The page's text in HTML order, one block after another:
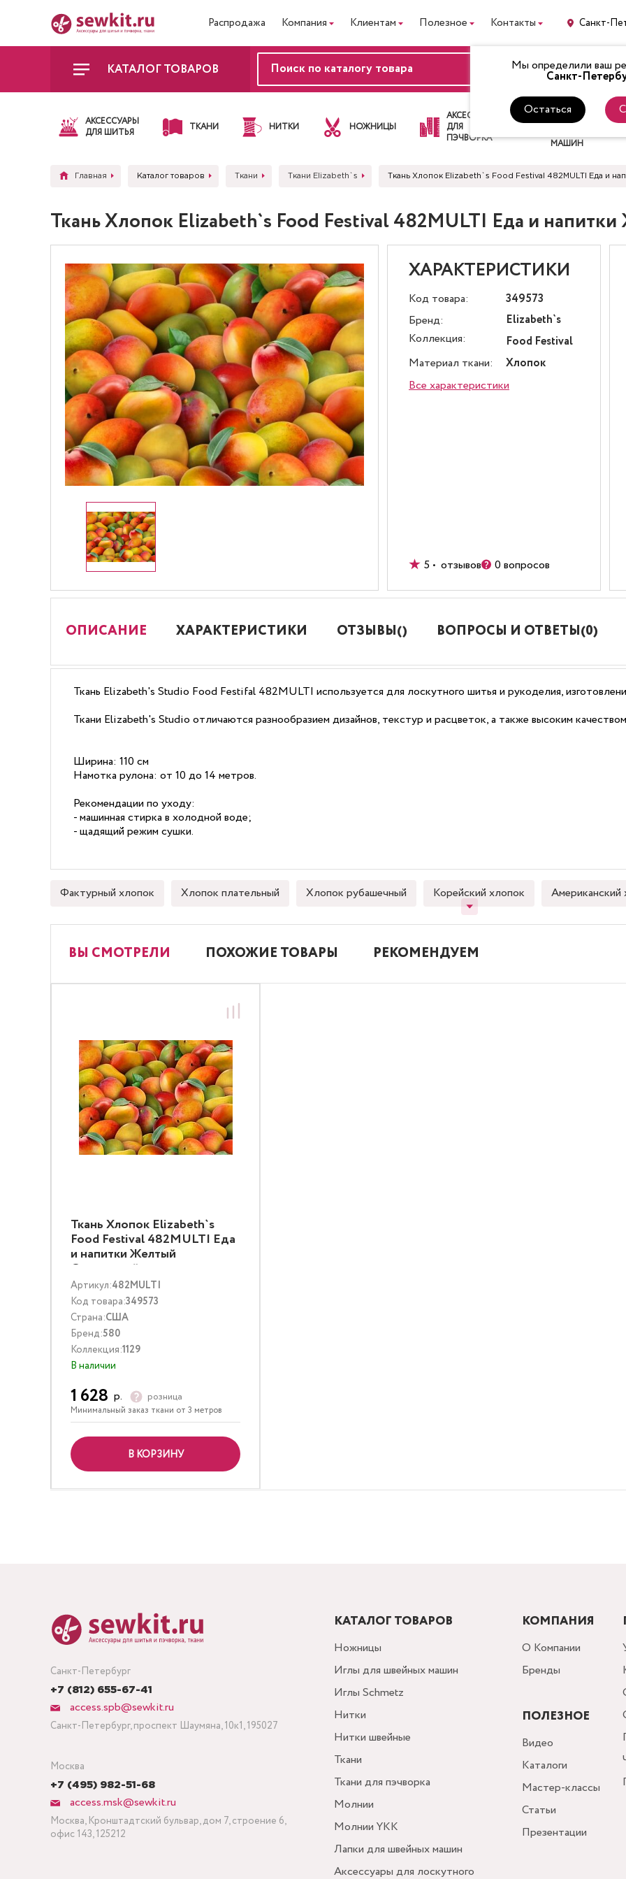
Распродажа Компания Клиентам Полезное Контакты Санкт-
Мы определили ваш
Санкт-
Остаться
КАТАЛОГ ТОВАРОВ ВХОД
АКСЕССУАРЫ
ДЛЯ ШИТЬЯ
ТКАНИ НИТКИ НОЖНИЦЫ
АКСЕССУАРЫ
ДЛЯ
ПЭЧВОРКА
ЛАПКИ
ДЛЯ
МАШИН
Главная Каталог товаров Ткани Ткани Elizabeth`s Ткань Хлопок Elizabeth`s Food Festival 482MULTI Еда и
Ткань Хлопок Elizabeth`s Food Festival 482MULTI Еда и
ХАРАКТЕРИСТИКИ
Код товара:
349573
Бренд:
Elizabeth`s
Коллекция:
Food Festival
Материал ткани:
Хлопок
Все характеристики
5 • отзывов 0 вопросов
ОПИСАНИЕ ХАРАКТЕРИСТИКИ ОТЗЫВЫ() ВОПРОСЫ И ОТВЕТЫ(0)
Ткань Elizabeth's Studio Food Festifal 482MULTI используется для лоскутного шитья и рукоделия,
Ткани Elizabeth's Studio отличаются разнообразием дизайнов, текстур и расцветок, а также высоким
Ширина: 110 см
Намотка рулона: от 10 до 14 метров.
Рекомендации по уходу:
- машинная стирка в холодной воде;
- щадящий режим сушки.
Фактурный хлопок Хлопок плательный Хлопок рубашечный Корейский хлопок Американский
ВЫ СМОТРЕЛИ ПОХОЖИЕ ТОВАРЫ РЕКОМЕНДУЕМ
Ткань Хлопок Elizabeth`s
Food Festival 482MULTI Еда
и напитки Желтый
Оранжевый
Артикул:482MULTI
Код товара:349573
Страна:США
Бренд:580
Коллекция:1129
В наличии
1 628 р. розница
Минимальный заказ ткани от 3 метров
В КОРЗИНУ
Санкт-Петербург
+7 (812) 655-67-41
access.spb@sewkit.ru
Санкт-Петербург, проспект Шаумяна, 10к1, 195027
Москва
+7 (495) 982-51-68
access.msk@sewkit.ru
Москва, Кронштадтский бульвар, дом 7, строение 6,
офис 143, 125212
КАТАЛОГ ТОВАРОВ
Ножницы
Иглы для швейных машин
Иглы Schmetz
Нитки
Нитки швейные
Ткани
Ткани для пэчворка
Молнии
Молнии YKK
Лапки для швейных машин
Аксессуары для лоскутного
КОМПАНИЯ
О Компании
Бренды
ПОЛЕЗНОЕ
Видео
Каталоги
Мастер-классы
Статьи
Презентации